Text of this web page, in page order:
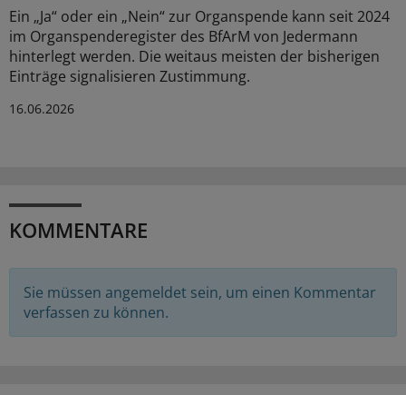
Ein „Ja“ oder ein „Nein“ zur Organspende kann seit 2024
im Organspenderegister des BfArM von Jedermann
hinterlegt werden. Die weitaus meisten der bisherigen
Einträge signalisieren Zustimmung.
16.06.2026
KOMMENTARE
Sie müssen angemeldet sein, um einen Kommentar
verfassen zu können.